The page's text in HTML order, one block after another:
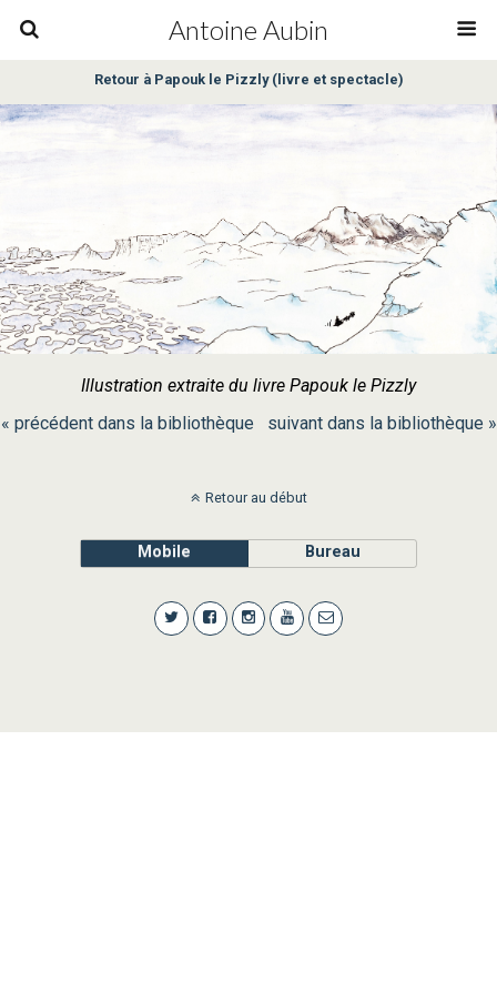
Antoine Aubin
Retour à Papouk le Pizzly (livre et spectacle)
Illustration extraite du livre Papouk le Pizzly
« précédent dans la bibliothèque
suivant dans la bibliothèque »
Retour au début
Mobile Bureau